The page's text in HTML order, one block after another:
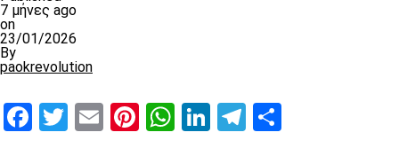
7 μήνες ago
on
23/01/2026
By
paokrevolution
Facebook
Twitter
EmailPinterest
WhatsApp
LinkedIn
Telegram